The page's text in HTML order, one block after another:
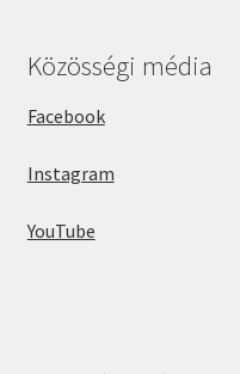
Közösségi média
Facebook
Instagram
YouTube